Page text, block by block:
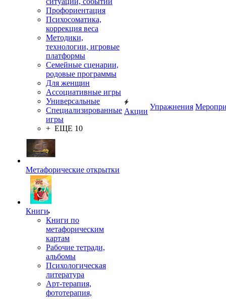
Профориентация
Психосоматика,
коррекция веса
Методики,
технологии, игровые
платформы
Семейные сценарии,
родовые программы
Для женщин
Ассоциативные игры
Универсальные
Специализированные
игры
+ ЕЩЕ 10
Метафорические открытки
Книги
Книги по
метафорическим
картам
Рабочие тетради,
альбомы
Психологическая
литература
Арт-терапия,
фототерапия,
Акции
Упражнения